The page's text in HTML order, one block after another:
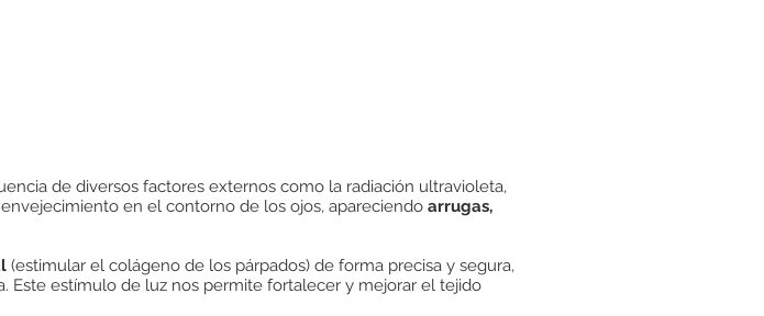
de diversos factores externos como la radiación ultravioleta,
en el contorno de los ojos, apareciendo arrugas,
(estimular el colágeno de los párpados) de forma precisa y segura,
Este estímulo de luz nos permite fortalecer y mejorar el tejido